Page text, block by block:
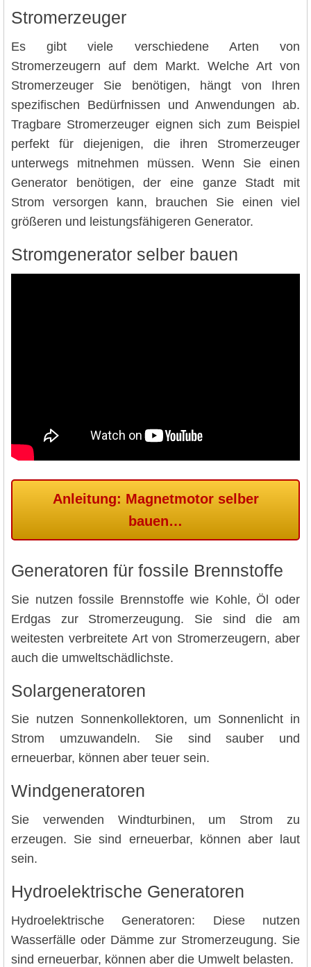
Stromerzeuger
Es gibt viele verschiedene Arten von
Stromerzeugern auf dem Markt. Welche Art von
Stromerzeuger Sie benötigen, hängt von Ihren
spezifischen Bedürfnissen und Anwendungen ab.
Tragbare Stromerzeuger eignen sich zum Beispiel
perfekt für diejenigen, die ihren Stromerzeuger
unterwegs mitnehmen müssen. Wenn Sie einen
Generator benötigen, der eine ganze Stadt mit
Strom versorgen kann, brauchen Sie einen viel
größeren und leistungsfähigeren Generator.
Stromgenerator selber bauen
Anleitung: Magnetmotor selber
bauen…
Generatoren für fossile Brennstoffe
Sie nutzen fossile Brennstoffe wie Kohle, Öl oder
Erdgas zur Stromerzeugung. Sie sind die am
weitesten verbreitete Art von Stromerzeugern, aber
auch die umweltschädlichste.
Solargeneratoren
Sie nutzen Sonnenkollektoren, um Sonnenlicht in
Strom umzuwandeln. Sie sind sauber und
erneuerbar, können aber teuer sein.
Windgeneratoren
Sie verwenden Windturbinen, um Strom zu
erzeugen. Sie sind erneuerbar, können aber laut
sein.
Hydroelektrische Generatoren
Hydroelektrische Generatoren: Diese nutzen
Wasserfälle oder Dämme zur Stromerzeugung. Sie
sind erneuerbar, können aber die Umwelt belasten.